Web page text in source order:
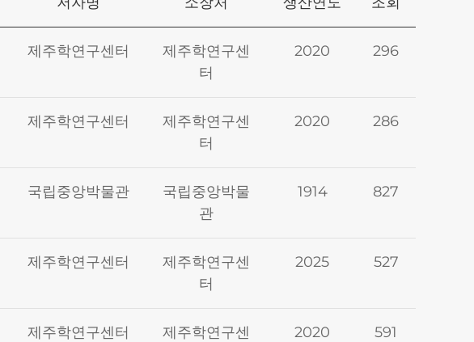
제주학연구센터
제주학연구센
터
2020 296
제주학연구센터
제주학연구센
터
2020 286
국립중앙박물관
국립중앙박물
관
1914 827
제주학연구센터
제주학연구센
터
2025 527
제주학연구센터
제주학연구센
2020 591